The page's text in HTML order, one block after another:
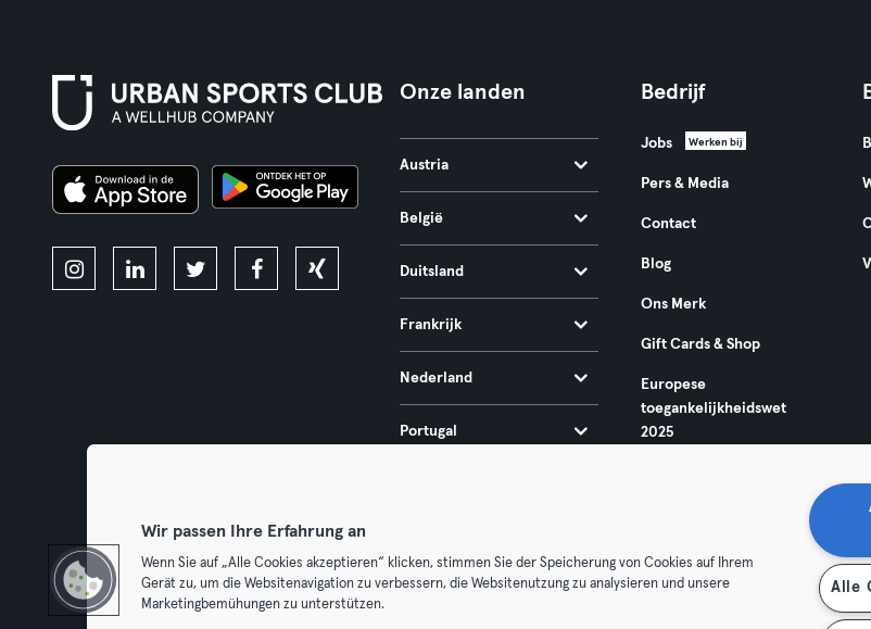
Onze landen
Austria
België
Duitsland
Frankrijk
Nederland
Portugal
Bedrijf
Jobs Werken bij
Pers & Media
Contact
Blog
Ons Merk
Gift Cards & Shop
Europese
toegankelijkheidswet
2025
Wir passen Ihre Erfahrung an
Wenn Sie auf „Alle Cookies akzeptieren“ klicken, stimmen Sie der Speicherung von Cookies auf Ihrem
Gerät zu, um die Websitenavigation zu verbessern, die Websitenutzung zu analysieren und unsere
Marketingbemühungen zu unterstützen.
Alle